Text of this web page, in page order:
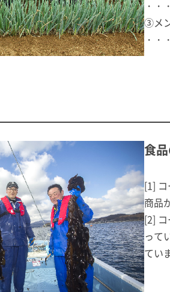
・・
③メ
・・
食
[1]
商品
[2]
って
てい